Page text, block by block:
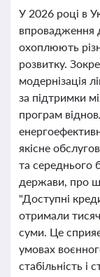
У 2026 році в
впровадження
охоплюють
розвитку.
модернізація
за підтримки
програм
якісне
та середнього
держави, про
"Доступні
отримали
суми. Це
умовах
стабільність і